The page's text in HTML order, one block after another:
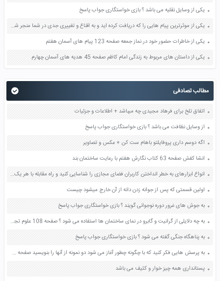
یکی از وسایل نقلیه می باشد ؟ بازی خواستگاری جواب پاسخ
یکی از موثرترین پیام هایی را که دریافت کرده اید و به اقناع و تغییری جدی در شما منجر شده است برسی کنید و علت این تاثیر گذاری قابل توجه را بنویسید صفحه 52 تفکر و سواد رسانه ای دهم
یکی از خاطرات حضور خود در نماز جمعه صفحه 123 پیام های آسمان هفتم
یکی از داستان های مربوط به زندگی امام کاظم صفحه 45 هدیه های آسمان چهارم
مطالب تصادفی
اتفاق تلخ برای فرهاد مجیدی چه میباشد + اطلاعات و جزئیات
از وسایل نظافت می باشد ؟ بازی خواستگاری جواب پاسخ
اگه دوسم داری پروفایلتو باهام ست کن + عکس و تصاویر
انشا کفش صفحه 63 کتاب نگارش هفتم با رعایت ساختمان بند
انواع ابزارهای به خطر انداختن کاربران فضای مجازی را شناسایی کنید و راه مقابله با هر یک صفحه 42 کاربرد فناوری های نوین یازدهم
اولین قسمتی که پس از جوانه زدن دانه از آن خارج میشود چیست
به جوش های غرور دوره نوجوانی گویند ؟ بازی خواستگاری جواب پاسخ
به چه دلایلی از گرانیت و گابرو در نمای ساختمان ها استفاده می شود ؟ صفحه 108 علوم تجربی هشتم فکر کنید
به پناهگاه جنگی گفته می شود ؟ بازی خواستگاری جواب پاسخ
به پرسش هایی فکر کنید که با چگونه چطور آغاز می شود دو نمونه از آنها را بنویسید صفحه 44 تفکر و پژوهش ششم
پستانداری همه چیز خوار و کثیف می باشد